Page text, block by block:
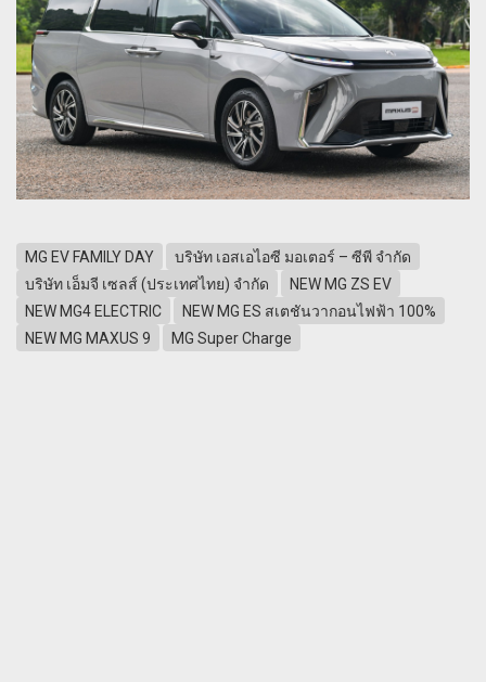
MG EV FAMILY DAY
บริษัท เอสเอไอซี มอเตอร์ – ซีพี จำกัด
บริษัท เอ็มจี เซลส์ (ประเทศไทย) จำกัด
NEW MG ZS EV
NEW MG4 ELECTRIC
NEW MG ES สเตชันวากอนไฟฟ้า 100%
NEW MG MAXUS 9
MG Super Charge